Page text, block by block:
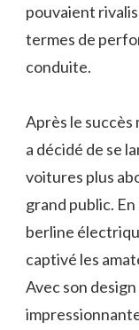
pouvaient
termes de
conduite.
Après le succès
a décidé de se
voitures plus
grand public.
berline
captivé les
Avec son